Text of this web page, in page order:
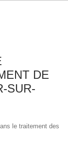
DE
SUR-
le traitement des